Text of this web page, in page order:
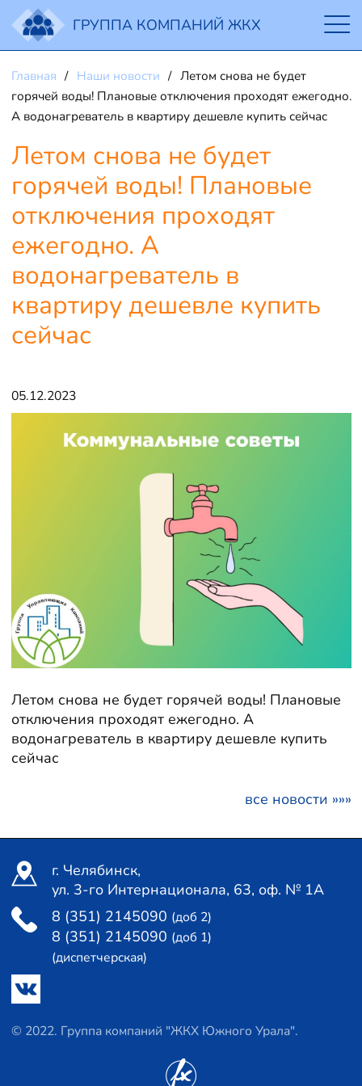
ГРУППА КОМПАНИЙ ЖКХ
Главная Наши новости
Летом снова не будет
горячей воды! Плановые отключения проходят ежегодно.
А водонагреватель в квартиру дешевле купить сейчас
Летом снова не будет
горячей воды! Плановые
отключения проходят
ежегодно. А
водонагреватель в
квартиру дешевле купить
сейчас
05.12.2023
Летом снова не будет горячей воды! Плановые
отключения проходят ежегодно. А
водонагреватель в квартиру дешевле купить
сейчас
все новости »»»
г. Челябинск,
ул. 3-го Интернационала, 63, оф. № 1А
8 (351) 2145090 (доб 2)
8 (351) 2145090 (доб 1)
(диспетчерская)
© 2022. Группа компаний "ЖКХ Южного Урала".